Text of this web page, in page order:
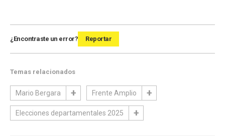
¿Encontraste un error? Reportar
Temas relacionados
Mario Bergara Frente Amplio
Elecciones departamentales 2025